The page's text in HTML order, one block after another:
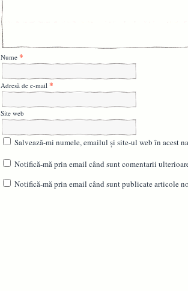
Nume *
Adresă de e-mail *
Site web
Salvează-mi numele, emailul și site-ul web în acest
Notifică-mă prin email când sunt comentarii
Notifică-mă prin email când sunt publicate articole